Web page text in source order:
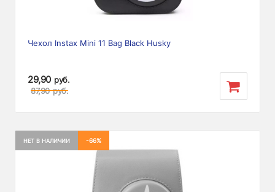
Чехол Instax Mini 11 Bag Black Husky
29,90 руб.
87,90 руб.
НЕТ В НАЛИЧИИ -66%